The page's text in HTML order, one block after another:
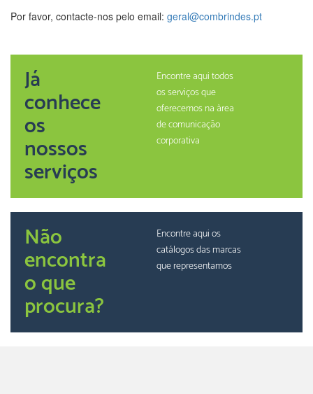
Por favor, contacte-nos pelo email: geral@combrindes.pt
Já
conhece
os
nossos
serviços
Encontre aqui todos
os serviços que
oferecemos na àrea
de comunicação
corporativa
Não
encontra
o que
procura?
Encontre aqui os
catálogos das marcas
que representamos